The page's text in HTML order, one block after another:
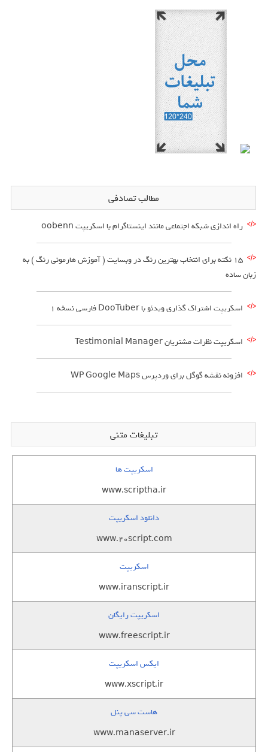
مطالب تصادفی
راه اندازی شبکه اجتماعی مانند اینستاگرام با اسکریپت oobenn
15 نکته برای انتخاب بهترین رنگ در وبسایت ( آموزش هارمونی رنگ ) به
زبان ساده
اسکریپت اشتراک گذاری ویدئو با DooTuber فارسی نسخه 1
اسکریپت نظرات مشتریان Testimonial Manager
افزونه نقشه گوگل برای وردپرس WP Google Maps
تبلیغات متنی
اسکریپت ها
www.scriptha.ir
دانلود اسکریپت
www.20script.com
اسکریپت
www.iranscript.ir
اسکریپت رایگان
www.freescript.ir
ایکس اسکریپت
www.xscript.ir
هاست سی پنل
www.manaserver.ir